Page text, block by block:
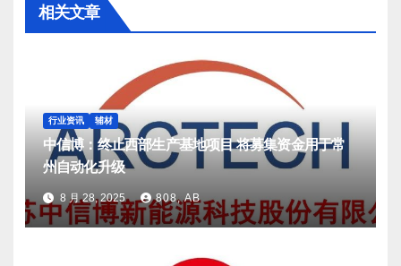
相关文章
行业资讯 辅材
中信博：终止西部生产基地项目 将募集资金用于常
州自动化升级
8 月 28, 2025 808, AB